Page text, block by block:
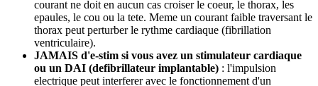
courant ne doit en aucun cas croiser le coeur, le thorax, les
epaules, le cou ou la tete. Meme un courant faible traversant le
thorax peut perturber le rythme cardiaque (fibrillation
ventriculaire).
JAMAIS d'e-stim si vous avez un stimulateur cardiaque
ou un DAI (defibrillateur implantable) : l'impulsion
electrique peut interferer avec le fonctionnement d'un